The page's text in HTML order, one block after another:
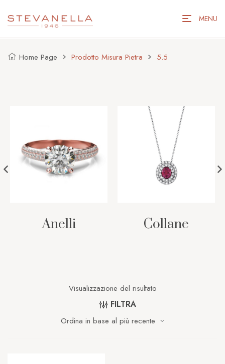
MENU
Home Page Prodotto Misura Pietra 5.5
Anelli Collane
Visualizzazione del risultato
FILTRA